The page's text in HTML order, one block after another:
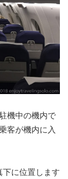
機中の機内で
客が機内に入
下に位置します